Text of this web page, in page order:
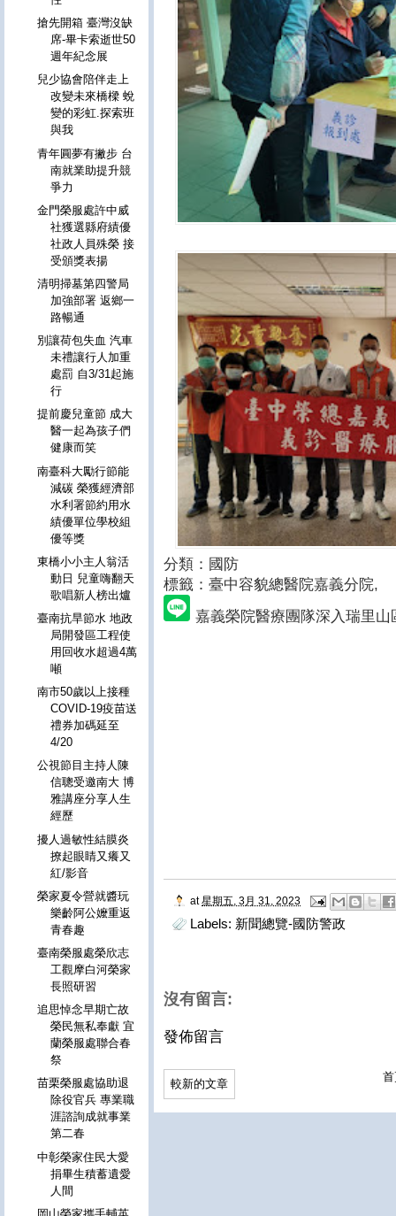
分類：國防
標籤：臺中容貌總醫院嘉義分院,
嘉義榮院醫療團隊深入瑞里
at 星期五, 3月 31, 2023
Labels: 新聞總覽-國防警政
沒有留言:
發佈留言
較新的文章
搶先開箱 臺灣沒缺
席-畢卡索逝世50
週年紀念展
兒少協會陪伴走上
改變未來橋樑 蛻
變的彩虹.探索班
與我
青年圓夢有撇步 台
南就業助提升競
爭力
金門榮服處許中威
社獲選縣府績優
社政人員殊榮 接
受頒獎表揚
清明掃墓第四警局
加強部署 返鄉一
路暢通
別讓荷包失血 汽車
未禮讓行人加重
處罰 自3/31起施
行
提前慶兒童節 成大
醫一起為孩子們
健康而笑
南臺科大勵行節能
減碳 榮獲經濟部
水利署節約用水
績優單位學校組
優等獎
東橋小小主人翁活
動日 兒童嗨翻天
歌唱新人榜出爐
臺南抗旱節水 地政
局開發區工程使
用回收水超過4萬
噸
南市50歲以上接種
COVID-19疫苗送
禮券加碼延至
4/20
公視節目主持人陳
信聰受邀南大 博
雅講座分享人生
經歷
擾人過敏性結膜炎
撩起眼睛又癢又
紅/影音
榮家夏令營就醬玩
樂齡阿公嬤重返
青春趣
臺南榮服處榮欣志
工觀摩白河榮家
長照研習
追思悼念早期亡故
榮民無私奉獻 宜
蘭榮服處聯合春
祭
苗栗榮服處協助退
除役官兵 專業職
涯諮詢成就事業
第二春
中彰榮家住民大愛
捐畢生積蓄遺愛
人間